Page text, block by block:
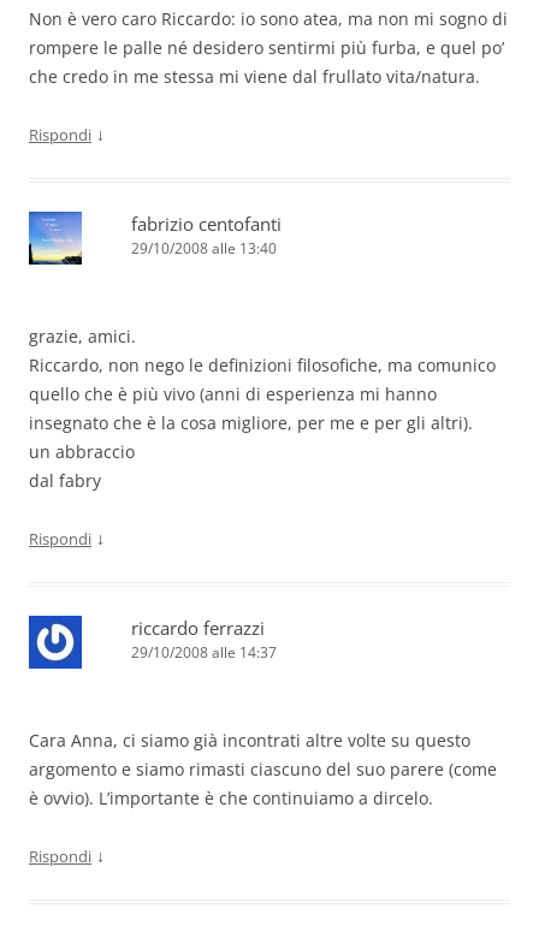
Non è vero caro Riccardo: io sono atea, ma non mi sogno di
rompere le palle né desidero sentirmi più furba, e quel po’
che credo in me stessa mi viene dal frullato vita/natura.
Rispondi ↓
fabrizio centofanti
29/10/2008 alle 13:40
grazie, amici.
Riccardo, non nego le definizioni filosofiche, ma comunico
quello che è più vivo (anni di esperienza mi hanno
insegnato che è la cosa migliore, per me e per gli altri).
un abbraccio
dal fabry
Rispondi ↓
riccardo ferrazzi
29/10/2008 alle 14:37
Cara Anna, ci siamo già incontrati altre volte su questo
argomento e siamo rimasti ciascuno del suo parere (come
è ovvio). L’importante è che continuiamo a dircelo.
Rispondi ↓